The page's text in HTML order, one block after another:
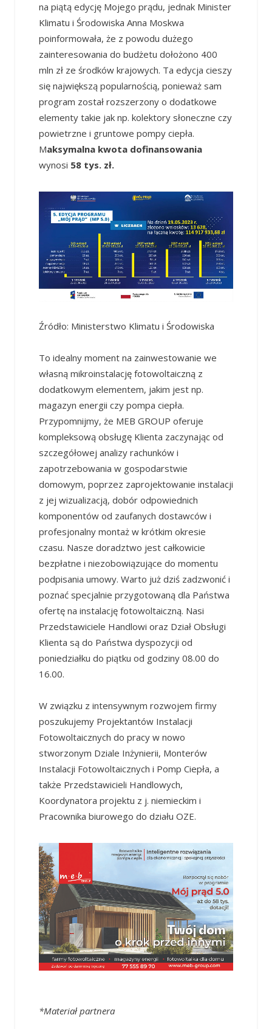
na piątą edycję Mojego prądu, jednak Minister
Klimatu i Środowiska Anna Moskwa
poinformowała, że z powodu dużego
zainteresowania do budżetu dołożono 400
mln zł ze środków krajowych. Ta edycja cieszy
się największą popularnością, ponieważ sam
program został rozszerzony o dodatkowe
elementy takie jak np. kolektory słoneczne czy
powietrzne i gruntowe pompy ciepła.
Maksymalna kwota dofinansowania
wynosi 58 tys. zł.
Źródło: Ministerstwo Klimatu i Środowiska
To idealny moment na zainwestowanie we
własną mikroinstalację fotowoltaiczną z
dodatkowym elementem, jakim jest np.
magazyn energii czy pompa ciepła.
Przypomnijmy, że MEB GROUP oferuje
kompleksową obsługę Klienta zaczynając od
szczegółowej analizy rachunków i
zapotrzebowania w gospodarstwie
domowym, poprzez zaprojektowanie instalacji
z jej wizualizacją, dobór odpowiednich
komponentów od zaufanych dostawców i
profesjonalny montaż w krótkim okresie
czasu. Nasze doradztwo jest całkowicie
bezpłatne i niezobowiązujące do momentu
podpisania umowy. Warto już dziś zadzwonić i
poznać specjalnie przygotowaną dla Państwa
ofertę na instalację fotowoltaiczną. Nasi
Przedstawiciele Handlowi oraz Dział Obsługi
Klienta są do Państwa dyspozycji od
poniedziałku do piątku od godziny 08.00 do
16.00.
W związku z intensywnym rozwojem firmy
poszukujemy Projektantów Instalacji
Fotowoltaicznych do pracy w nowo
stworzonym Dziale Inżynierii, Monterów
Instalacji Fotowoltaicznych i Pomp Ciepła, a
także Przedstawicieli Handlowych,
Koordynatora projektu z j. niemieckim i
Pracownika biurowego do działu OZE.
*Materiał partnera